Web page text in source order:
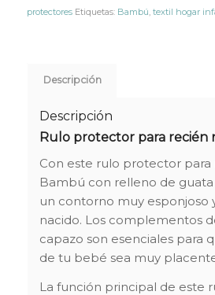
protectores Etiquetas: Bambú, textil hogar
Descripción
Descripción
Rulo protector para recién
Con este rulo protector para
Bambú con relleno de
un contorno muy esponjoso
nacido. Los complementos
capazo son esenciales para
de tu bebé sea muy
La función principal de este